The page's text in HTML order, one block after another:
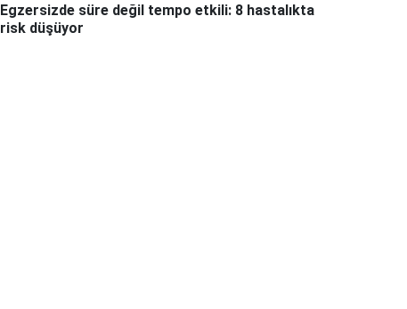
Egzersizde süre değil tempo etkili: 8 hastalıkta
risk düşüyor